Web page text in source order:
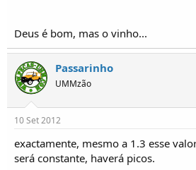
Deus é bom, mas o vinho...
Passarinho
UMMzão
10 Set 2012
exactamente, mesmo a 1.3 esse
será constante, haverá picos.